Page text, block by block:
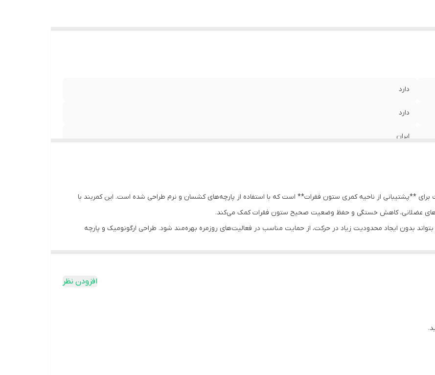
دارد
دارد
ایران
**پشتیبانی از ناحیه کمری ستون فقرات** است که با استفاده از پارچه‌های کشسان و نرم طراحی شده است. این کمربند با
عضلانی، کاهش خستگی و حفظ وضعیت صحیح ستون فقرات کمک می‌کند.
بدون ایجاد محدودیت زیاد در حرکت، از حمایت مناسب در فعالیت‌های روزمره بهره‌مند شود. طراحی ارگونومیک و پارچه
و حمایت از عضلات کمر.
لباس.
افزودن نظر